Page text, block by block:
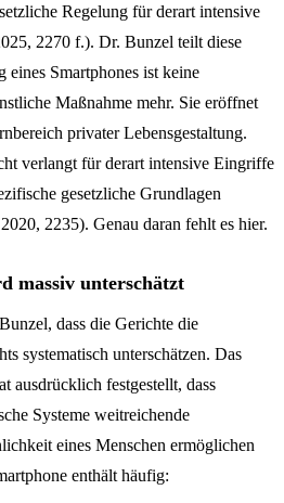
Regelung für derart intensive
2270 f.). Dr. Bunzel teilt diese
Smartphones ist keine
Maßnahme mehr. Sie eröffnet
privater Lebensgestaltung.
verlangt für derart intensive Eingriffe
gesetzliche Grundlagen
2235). Genau daran fehlt es hier.
massiv unterschätzt
dass die Gerichte die
systematisch unterschätzen. Das
ausdrücklich festgestellt, dass
Systeme weitreichende
eines Menschen ermöglichen
enthält häufig: